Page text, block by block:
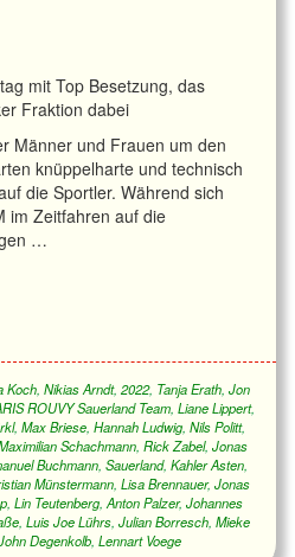
mit Top Besetzung, das
Fraktion dabei
Männer und Frauen um den
knüppelharte und technisch
die Sportler. Während sich
im Zeitfahren auf die
…
Koch, Nikias Arndt, 2022, Tanja Erath, Jon
ROUVY Sauerland Team, Liane Lippert,
, Max Briese, Hannah Ludwig, Nils Politt,
Schachmann, Rick Zabel, Jonas
Buchmann, Sauerland, Kahler Asten,
Münstermann, Lisa Brennauer, Jonas
, Lin Teutenberg, Anton Palzer, Johannes
, Luis Joe Lührs, Julian Borresch, Mieke
Degenkolb, Lennart Voege